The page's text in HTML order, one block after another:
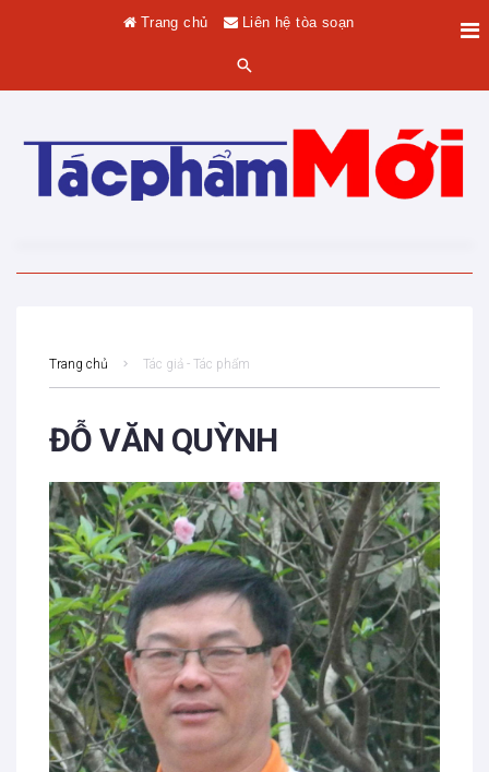
Trang chủ Liên hệ tòa soạn
Trang chủ Tác giả - Tác phẩm
ĐỖ VĂN QUỲNH